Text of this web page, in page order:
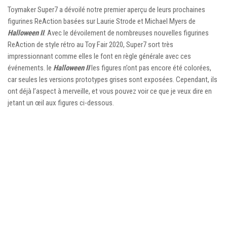
Toymaker Super7 a dévoilé notre premier aperçu de leurs prochaines
figurines ReAction basées sur Laurie Strode et Michael Myers de
Halloween II. Avec le dévoilement de nombreuses nouvelles figurines
ReAction de style rétro au Toy Fair 2020, Super7 sort très
impressionnant comme elles le font en règle générale avec ces
événements. le Halloween IIles figures n’ont pas encore été colorées,
car seules les versions prototypes grises sont exposées. Cependant, ils
ont déjà l’aspect à merveille, et vous pouvez voir ce que je veux dire en
jetant un œil aux figures ci-dessous.